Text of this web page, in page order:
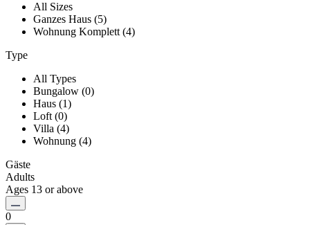
All Sizes
Ganzes Haus (5)
Wohnung Komplett (4)
Type
All Types
Bungalow (0)
Haus (1)
Loft (0)
Villa (4)
Wohnung (4)
Gäste
Adults
Ages 13 or above
0